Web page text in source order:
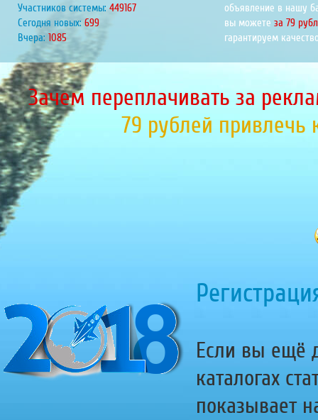
Участников системы: 516517
Сегодня новых: 804
Вчера: 1248
объявление в нашу
вы можете за 79
гарантируем
Зачем переплачивать за
79 рублей
Если вы ещё
каталогах
показывает